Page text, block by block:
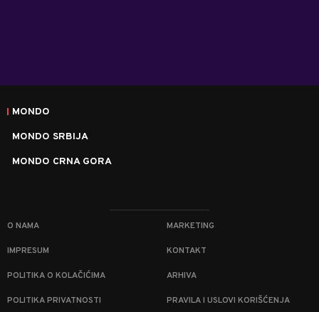
MONDO
MONDO SRBIJA
MONDO CRNA GORA
O NAMA MARKETING
IMPRESUM KONTAKT
POLITIKA O KOLAČIĆIMA ARHIVA
POLITIKA PRIVATNOSTI PRAVILA I USLOVI KORIŠĆENJA